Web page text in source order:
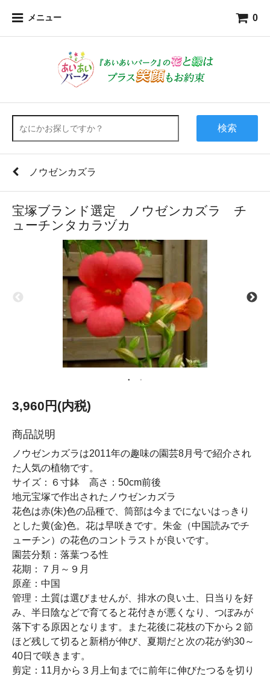
メニュー 0
検索
ノウゼンカズラ
宝塚ブランド選定 ノウゼンカズラ チ
ューチンタカラヅカ
3,960円(内税)
商品説明
ノウゼンカズラは2011年の趣味の園芸8月号で紹介され
た人気の植物です。
サイズ：６寸鉢 高さ：50cm前後
地元宝塚で作出されたノウゼンカズラ
花色は赤(朱)色の品種で、筒部は今までにないはっきり
とした黄(金)色。花は早咲きです。朱金（中国読みでチ
ューチン）の花色のコントラストが良いです。
園芸分類：落葉つる性
花期：７月～９月
原産：中国
管理：土質は選びませんが、排水の良い土、日当りを好
み、半日陰などで育てると花付きが悪くなり、つぼみが
落下する原因となります。また花後に花枝の下から２節
ほど残して切ると新梢が伸び、夏期だと次の花が約30～
40日で咲きます。
剪定：11月から３月上旬までに前年に伸びたつるを切り